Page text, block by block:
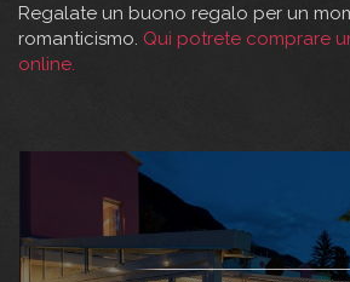
Regalate un buono regalo per un
romanticismo. Qui potrete comprare
online.